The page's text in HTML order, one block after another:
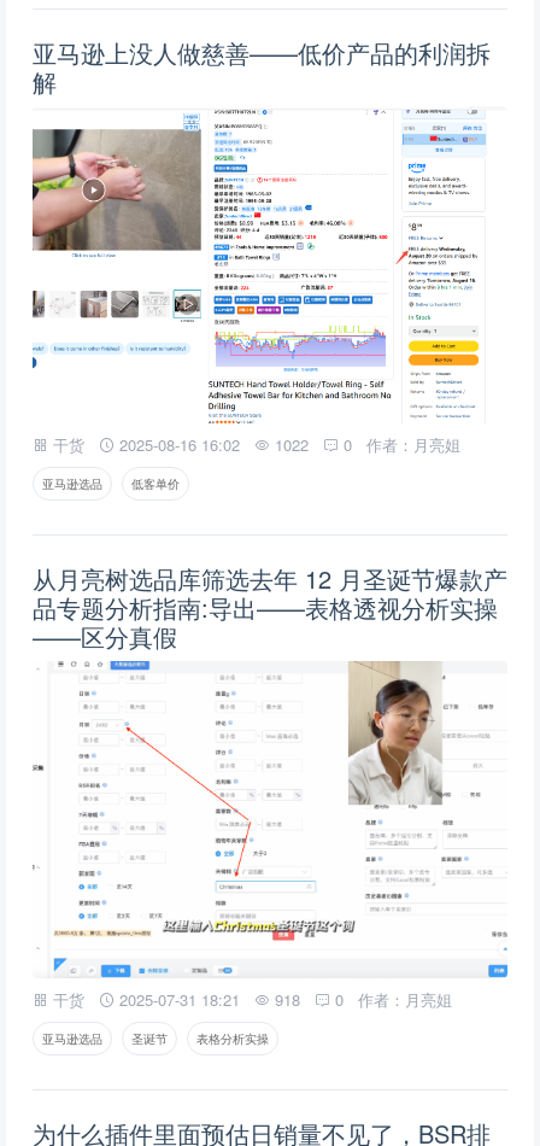
亚马逊上没人做慈善——低价产品的利润拆
解
干货 2025-08-16 16:02 1022 0 作者：月亮姐
亚马逊选品 低客单价
从月亮树选品库筛选去年 12 月圣诞节爆款产
品专题分析指南:导出——表格透视分析实操
——区分真假
干货 2025-07-31 18:21 918 0 作者：月亮姐
亚马逊选品 圣诞节 表格分析实操
为什么插件里面预估日销量不见了，BSR排